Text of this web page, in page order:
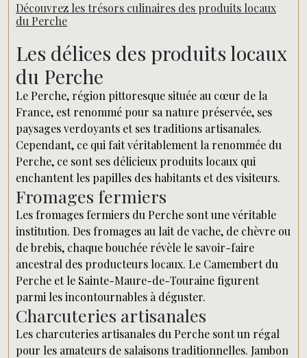
Découvrez les trésors culinaires des produits locaux
du Perche
Les délices des produits locaux
du Perche
Le Perche, région pittoresque située au cœur de la
France, est renommé pour sa nature préservée, ses
paysages verdoyants et ses traditions artisanales.
Cependant, ce qui fait véritablement la renommée du
Perche, ce sont ses délicieux produits locaux qui
enchantent les papilles des habitants et des visiteurs.
Fromages fermiers
Les fromages fermiers du Perche sont une véritable
institution. Des fromages au lait de vache, de chèvre ou
de brebis, chaque bouchée révèle le savoir-faire
ancestral des producteurs locaux. Le Camembert du
Perche et le Sainte-Maure-de-Touraine figurent
parmi les incontournables à déguster.
Charcuteries artisanales
Les charcuteries artisanales du Perche sont un régal
pour les amateurs de salaisons traditionnelles. Jambon